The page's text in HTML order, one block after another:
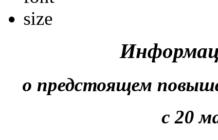
о предстоящем
с 20